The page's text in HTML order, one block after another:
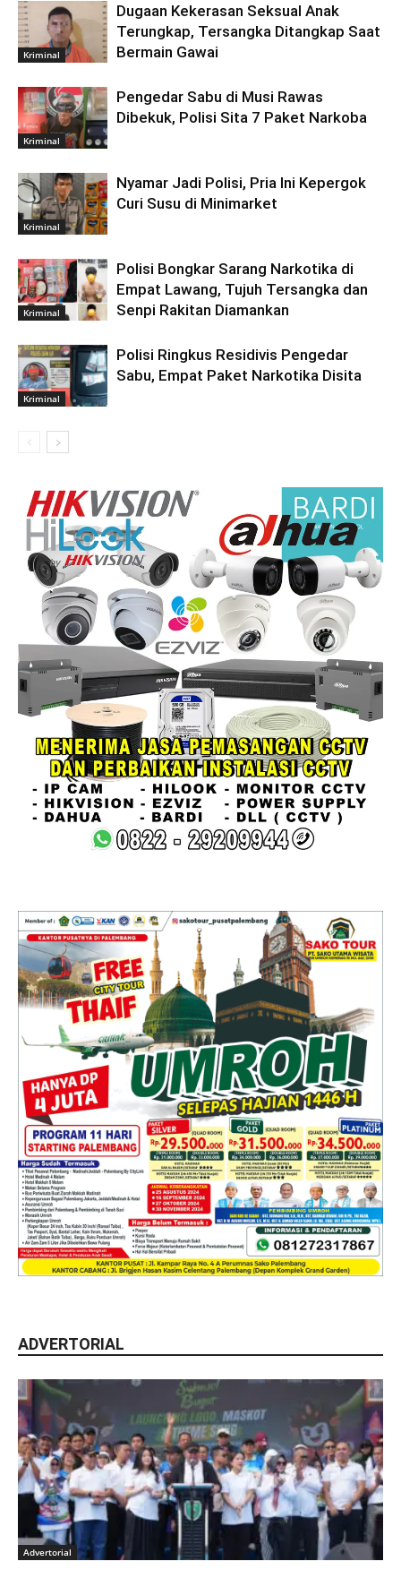
Kriminal
Dugaan Kekerasan Seksual Anak
Terungkap, Tersangka Ditangkap Saat
Bermain Gawai
Kriminal
Pengedar Sabu di Musi Rawas
Dibekuk, Polisi Sita 7 Paket Narkoba
Kriminal
Nyamar Jadi Polisi, Pria Ini Kepergok
Curi Susu di Minimarket
Kriminal
Polisi Bongkar Sarang Narkotika di
Empat Lawang, Tujuh Tersangka dan
Senpi Rakitan Diamankan
Kriminal
Polisi Ringkus Residivis Pengedar
Sabu, Empat Paket Narkotika Disita
ADVERTORIAL
Advertorial